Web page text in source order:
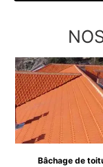
Bâchage de